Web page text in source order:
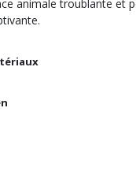
animale troublante et